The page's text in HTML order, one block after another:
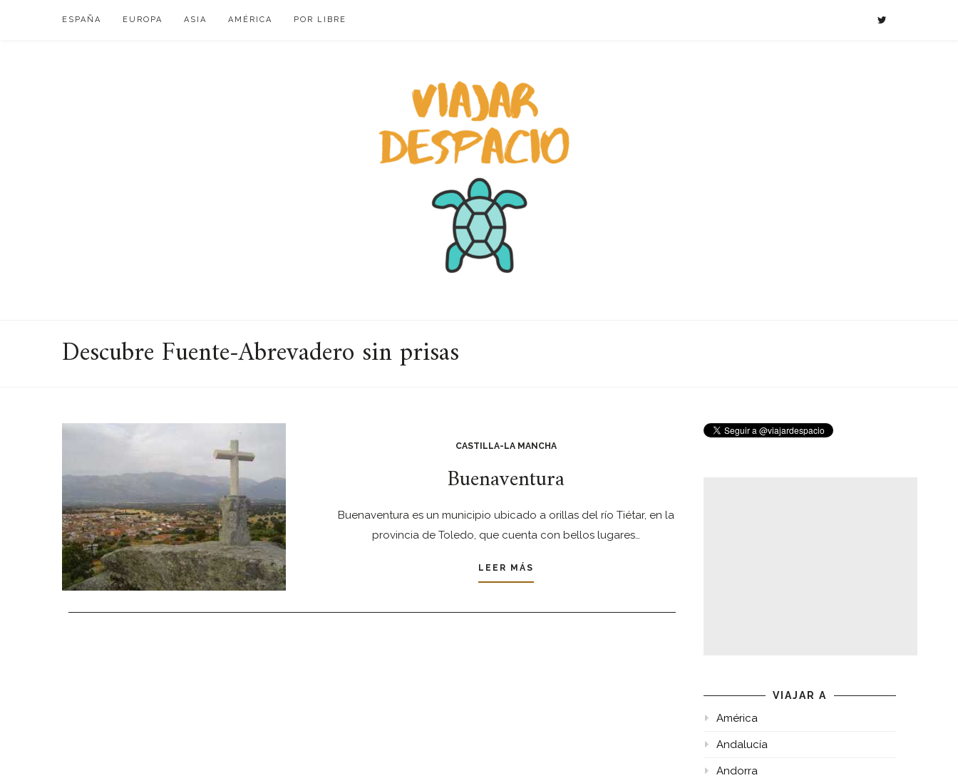
ESPAÑA EUROPA ASIA AMÉRICA POR LIBRE
Descubre Fuente-Abrevadero sin prisas
CASTILLA-LA MANCHA
Buenaventura
Buenaventura es un municipio ubicado a orillas del río Tiétar, en la
provincia de Toledo, que cuenta con bellos lugares…
LEER MÁS
VIAJAR A
América
Andalucía
Andorra